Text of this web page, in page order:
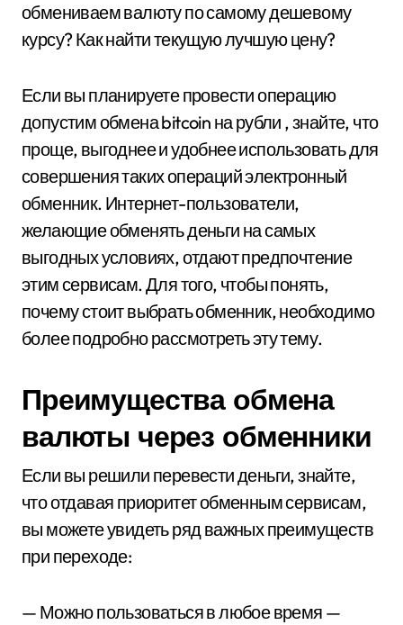
обмениваем валюту по самому дешевому
курсу? Как найти текущую лучшую цену?
Если вы планируете провести операцию
допустим обмена bitcoin на рубли , знайте, что
проще, выгоднее и удобнее использовать для
совершения таких операций электронный
обменник. Интернет-пользователи,
желающие обменять деньги на самых
выгодных условиях, отдают предпочтение
этим сервисам. Для того, чтобы понять,
почему стоит выбрать обменник, необходимо
более подробно рассмотреть эту тему.
Преимущества обмена
валюты через обменники
Если вы решили перевести деньги, знайте,
что отдавая приоритет обменным сервисам,
вы можете увидеть ряд важных преимуществ
при переходе:
— Можно пользоваться в любое время —